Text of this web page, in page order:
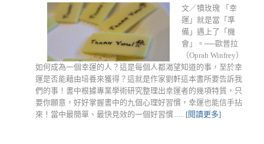
文／犢玫瑰 「幸
運」就是當「準
備」遇上了「機
會」。──歐普拉
（Oprah Winfrey）
如何成為一個幸運的人？這是每個人都渴望知道的事，至於幸
運是否能藉由培養來獲得？這就是作家劉軒這本書所要告訴我
們的事！書中根據專業學術研究整理出幸運者的幾項特質，只
要你願意，好好掌握書中的九個心理好習慣，幸運也能信手拈
來！當中最簡單、最快見效的一個好習慣...... [閱讀更多]